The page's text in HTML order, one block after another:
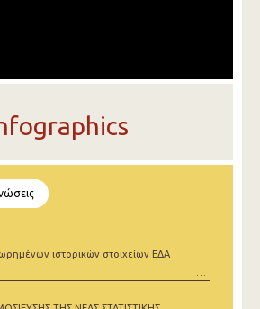
ιστορικών στοιχείων ΕΔΑ